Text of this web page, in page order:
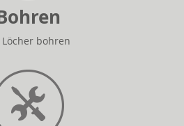
Löcher bohren